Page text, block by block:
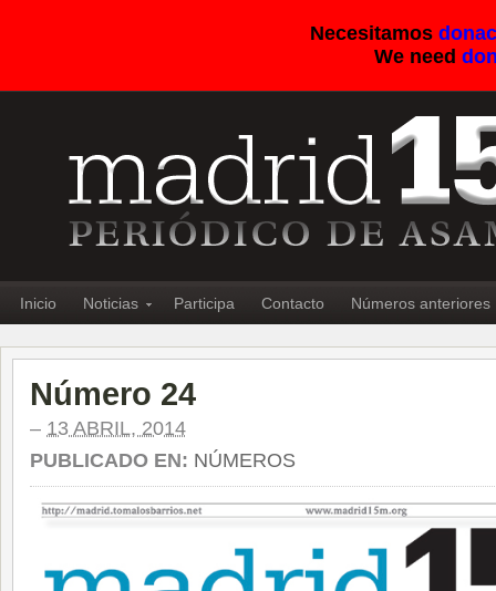
Necesitamos
We need
Inicio Noticias Participa Contacto Números anteriores
Número 24
– 13 ABRIL, 2014
PUBLICADO EN: NÚMEROS